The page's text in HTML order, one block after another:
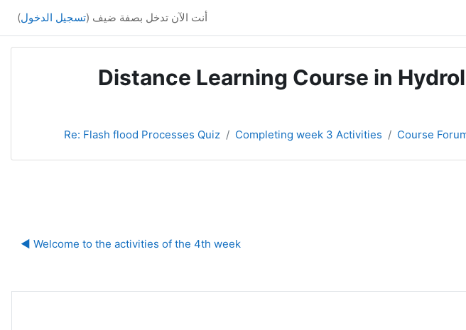
أنت الآن تدخل بصفة ضيف (تسجيل الدخول)
Distance Learning Course in
Course
Completing week 3 Activities
Re: Flash flood Processes Quiz
Welcome to the activities of the 4th week ◀︎